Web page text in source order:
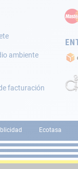
ambiente
facturación
Ecotasa